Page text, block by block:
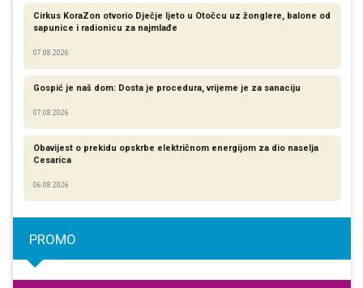
Cirkus KoraZon otvorio Dječje ljeto u Otočcu uz žonglere, balone od
sapunice i radionicu za najmlađe
07.08.2026
Gospić je naš dom: Dosta je procedura, vrijeme je za sanaciju
07.08.2026
Obavijest o prekidu opskrbe električnom energijom za dio naselja
Cesarica
06.08.2026
PROMO